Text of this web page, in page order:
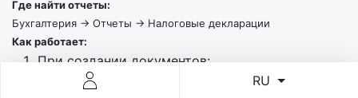
RU
Где найти отчеты:
Бухгалтерия → Отчеты → Налоговые декларации
Как работает:
При создании документов:
Исходящий НДС
: Добавляется в счета на